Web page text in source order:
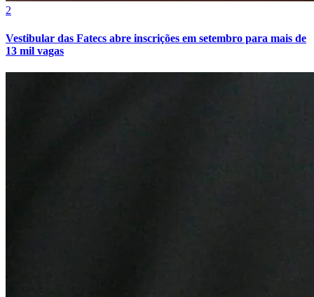
2
Vestibular das Fatecs abre inscrições em setembro para mais de
13 mil vagas